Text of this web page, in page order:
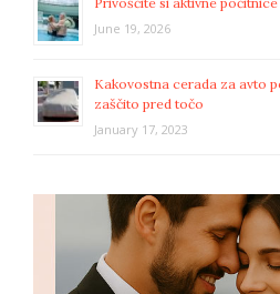
June 19, 2026
Kakovostna cerada za avto
zaščito pred točo
January 17, 2023